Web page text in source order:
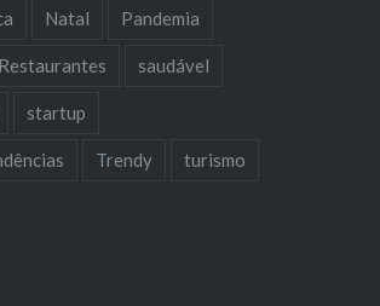
Natal Pandemia
Restaurantes saudável
startup
Trendy turismo